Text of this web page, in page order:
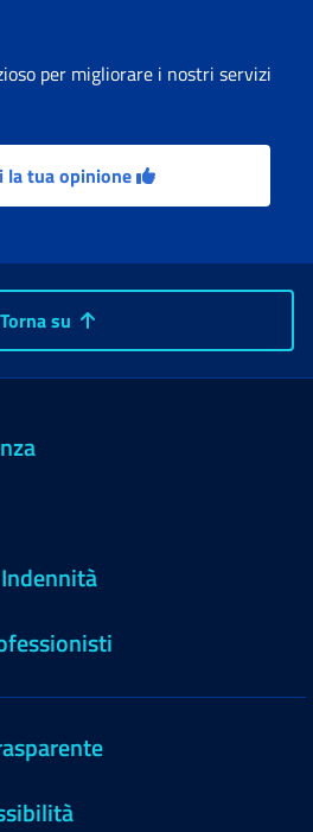
per migliorare i nostri servizi
la tua opinione
Torna su